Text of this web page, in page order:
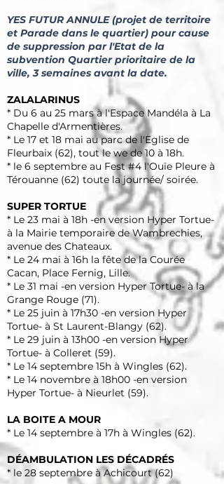
YES FUTUR ANNULE (projet de territoire
et Parade dans le quartier) pour cause
de suppression par l'Etat de la
subvention Quartier prioritaire de la
ville, 3 semaines avant la date.
ZALALARINUS
* Du 6 au 25 mars à l'Espace Mandéla à La
Chapelle d'Armentières.
* Le 17 et 18 mai au parc de l'Eglise de
Fleurbaix (62), tout le we de 10 à 18h.
* le 6 septembre au Fest #4 l'Ouïe Pleure à
Térouanne (62) toute la journée/ soirée.
SUPER TORTUE
* Le 23 mai à 18h -en version Hyper Tortue-
à la Mairie temporaire de Wambrechies,
avenue des Chateaux.
* Le 24 mai à 16h la fête de la Courée
Cacan, Place Fernig, Lille.
* Le 31 mai -en version Hyper Tortue- à la
Grange Rouge (71).
* Le 25 juin à 17h30 -en version Hyper
Tortue- à St Laurent-Blangy (62).
* Le 29 juin à 13h00 -en version Hyper
Tortue- à Colleret (59).
* Le 14 septembre 15h à Wingles (62).
* Le 14 novembre à 18h00 -en version
Hyper Tortue- à Nieurlet (59).
LA BOITE A MOUR
* Le 14 septembre à 17h à Wingles (62).
DÉAMBULATION LES DÉCADRÉS
* le 28 septembre à Achicourt (62)